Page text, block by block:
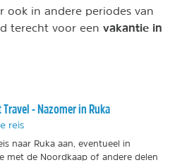
ook in andere periodes van
terecht voor een vakantie in
- Nazomer in Ruka
reis
naar Ruka aan, eventueel in
met de Noordkaap of andere delen